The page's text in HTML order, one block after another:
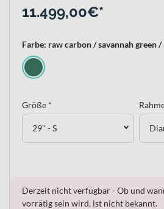
11.499,00€*
Farbe: raw carbon / savannah green
Größe *
29" - S
Derzeit nicht verfügbar - Ob und
vorrätig sein wird, ist nicht bekannt.